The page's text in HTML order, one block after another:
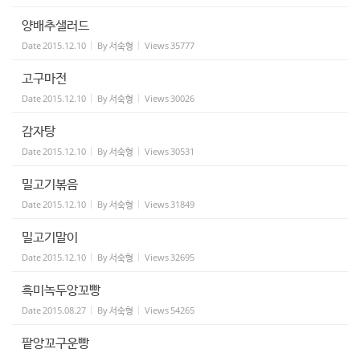
양배추샐러드
Date2015.12.10 By서숙형 Views35777
고구마전
Date2015.12.10 By서숙형 Views30026
감자탕
Date2015.12.10 By서숙형 Views30531
밀고기볶음
Date2015.12.10 By서숙형 Views31849
밀고기말이
Date2015.12.10 By서숙형 Views32695
흑미녹두앙꼬빵
Date2015.08.27 By서숙형 Views 54265
팥앙꼬구운빵